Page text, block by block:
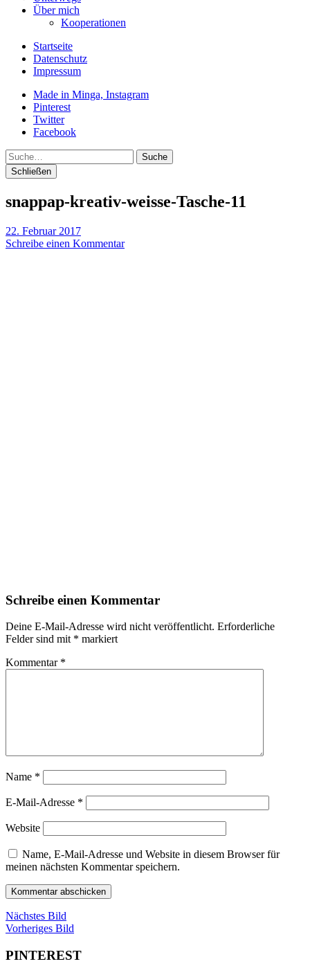
Über mich
Kooperationen
Startseite
Datenschutz
Impressum
Made in Minga, Instagram
Pinterest
Twitter
Facebook
Suche
Schließen
snappap-kreativ-weisse-Tasche-11
22. Februar 2017
Schreibe einen Kommentar
Schreibe einen Kommentar
Deine E-Mail-Adresse wird nicht veröffentlicht. Erforderliche
Felder sind mit * markiert
Kommentar *
Name *
E-Mail-Adresse *
Website
Name, E-Mail-Adresse und Website in diesem Browser für
meinen nächsten Kommentar speichern.
Nächstes Bild
Vorheriges Bild
PINTEREST